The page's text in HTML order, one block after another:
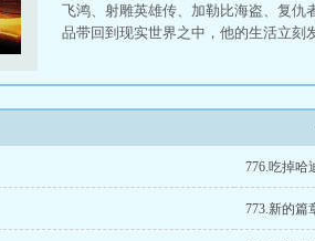
飞鸿、射雕英雄传、加勒比海盗、复
品带回到现实世界之中，他的生活立刻
776.吃掉哈
773.新的篇